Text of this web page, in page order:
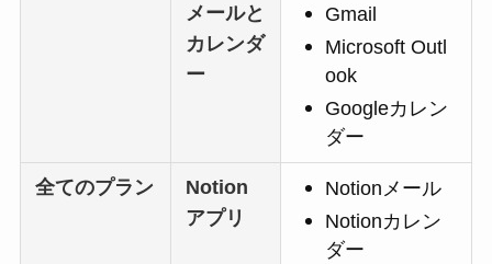
メールと
カレンダ
ー
Gmail
Microsoft Outl
ook
Googleカレン
ダー
全てのプラン
Notion
アプリ
Notionメール
Notionカレン
ダー